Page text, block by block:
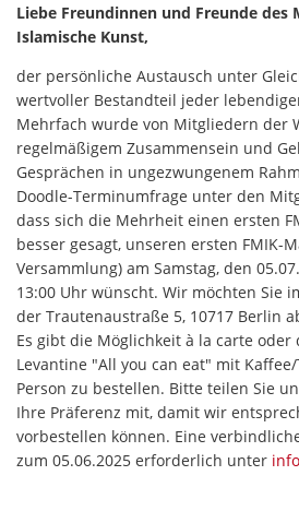
Liebe Freundinnen und Freunde des
Islamische Kunst,
der persönliche Austausch unter
wertvoller Bestandteil jeder
Mehrfach wurde von Mitgliedern der
regelmäßigem Zusammensein und
Gesprächen in ungezwungenem
Doodle-Terminumfrage unter den
dass sich die Mehrheit einen ersten
besser gesagt, unseren ersten FMIK-
Versammlung) am Samstag, den
13:00 Uhr wünscht. Wir möchten Sie
der Trautenaustraße 5, 10717 Berlin
Es gibt die Möglichkeit à la carte
Levantine "All you can eat" mit
Person zu bestellen. Bitte teilen Sie
Ihre Präferenz mit, damit wir
vorbestellen können. Eine
zum 05.06.2025 erforderlich unter